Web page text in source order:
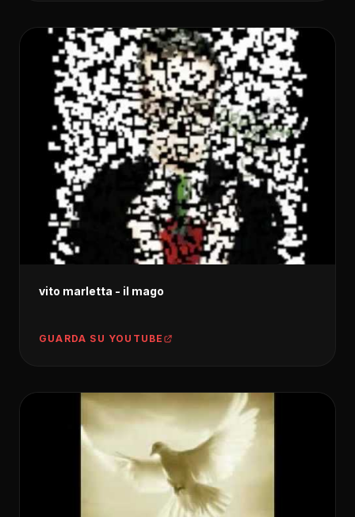
vito marletta - il mago
GUARDA SU YOUTUBE